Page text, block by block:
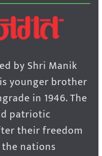
by Shri Manik
younger brother
in 1946. The
patriotic
their freedom
nations